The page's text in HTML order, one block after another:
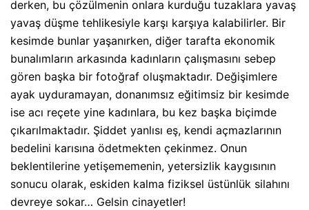
derken, bu çözülmenin onlara kurduğu tuzaklara yavaş
yavaş düşme tehlikesiyle karşı karşıya kalabilirler. Bir
kesimde bunlar yaşanırken, diğer tarafta ekonomik
bunalımların arkasında kadınların çalışmasını sebep
gören başka bir fotoğraf oluşmaktadır. Değişimlere
ayak uyduramayan, donanımsız eğitimsiz bir kesimde
ise acı reçete yine kadınlara, bu kez başka biçimde
çıkarılmaktadır. Şiddet yanlısı eş, kendi açmazlarının
bedelini karısına ödetmekten çekinmez. Onun
beklentilerine yetişememenin, yetersizlik kaygısının
sonucu olarak, eskiden kalma fiziksel üstünlük silahını
devreye sokar… Gelsin cinayetler!